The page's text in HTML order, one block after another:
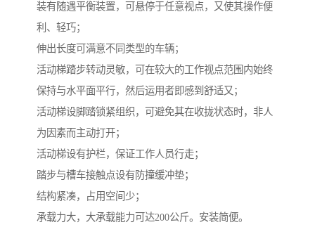
装有随遇平衡装置，可悬停于任意视点，又使其操作便
利、轻巧；
伸出长度可满意不同类型的车辆；
活动梯踏步转动灵敏，可在较大的工作视点范围内始终
保持与水平面平行，然后运用者即感到舒适又；
活动梯设脚踏锁紧组织，可避免其在收拢状态时，非人
为因素而主动打开；
活动梯设有护栏，保证工作人员行走；
踏步与槽车接触点设有防撞缓冲垫；
结构紧凑，占用空间少；
承载力大，大承载能力可达200公斤。安装简便。